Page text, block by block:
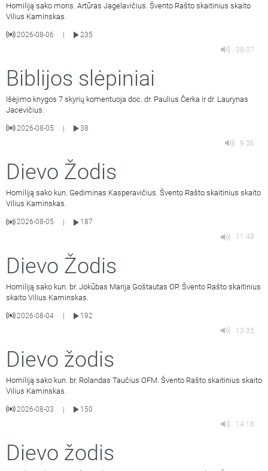
Homiliją sako mons. Artūras Jagelavičius. Švento Rašto skaitinius skaito
Vilius Kaminskas.
2026-08-06
235
38:07
Biblijos slėpiniai
Išėjimo knygos 7 skyrių komentuoja doc. dr. Paulius Čerka ir dr. Laurynas
Jacevičius.
2026-08-05 |
38
9:36
Dievo Žodis
Homiliją sako kun. Gediminas Kasperavičius. Švento Rašto skaitinius skaito
Vilius Kaminskas.
2026-08-05
187
11:48
Dievo Žodis
Homiliją sako kun. br. Jokūbas Marija Goštautas OP. Švento Rašto skaitinius
skaito Vilius Kaminskas.
2026-08-04
192
13:35
Dievo žodis
Homiliją sako kun. br. Rolandas Taučius OFM. Švento Rašto skaitinius skaito
Vilius Kaminskas.
2026-08-03 |
150
14:18
Dievo žodis